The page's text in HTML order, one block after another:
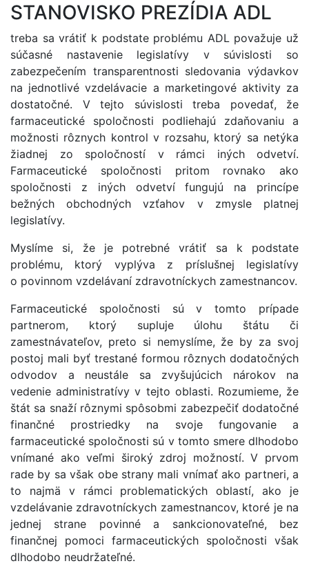
STANOVISKO PREZÍDIA ADL
treba sa vrátiť k podstate problému ADL považuje už
súčasné nastavenie legislatívy v súvislosti so
zabezpečením transparentnosti sledovania výdavkov
na jednotlivé vzdelávacie a marketingové aktivity za
dostatočné. V tejto súvislosti treba povedať, že
farmaceutické spoločnosti podliehajú zdaňovaniu a
možnosti rôznych kontrol v rozsahu, ktorý sa netýka
žiadnej zo spoločností v rámci iných odvetví.
Farmaceutické spoločnosti pritom rovnako ako
spoločnosti z iných odvetví fungujú na princípe
bežných obchodných vzťahov v zmysle platnej
legislatívy.
Myslíme si, že je potrebné vrátiť sa k podstate
problému, ktorý vyplýva z príslušnej legislatívy
o povinnom vzdelávaní zdravotníckych zamestnancov.
Farmaceutické spoločnosti sú v tomto prípade
partnerom, ktorý supluje úlohu štátu či
zamestnávateľov, preto si nemyslíme, že by za svoj
postoj mali byť trestané formou rôznych dodatočných
odvodov a neustále sa zvyšujúcich nárokov na
vedenie administratívy v tejto oblasti. Rozumieme, že
štát sa snaží rôznymi spôsobmi zabezpečiť dodatočné
finančné prostriedky na svoje fungovanie a
farmaceutické spoločnosti sú v tomto smere dlhodobo
vnímané ako veľmi široký zdroj možností. V prvom
rade by sa však obe strany mali vnímať ako partneri, a
to najmä v rámci problematických oblastí, ako je
vzdelávanie zdravotníckych zamestnancov, ktoré je na
jednej strane povinné a sankcionovateľné, bez
finančnej pomoci farmaceutických spoločnosti však
dlhodobo neudržateľné.